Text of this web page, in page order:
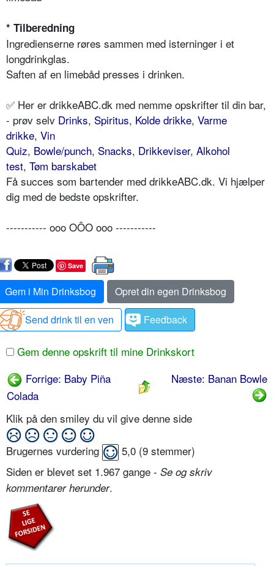
* Tilberedning
Ingredienserne røres sammen med isterninger i et
longdrinkglas.
Saften af en limebåd presses i drinken.
✅ Her er drikkeABC.dk med nemme opskrifter til din bar,
- prøv selv Drinks, Spiritus, Kolde drikke, Varme
drikke, Vin
Quiz, Bowle/punch, Snacks, Drikkeviser, Alkohol
test, Tøm barskabet
Få succes som bartender med drikkeABC.dk. Vi hjælper
dig med de bedste opskrifter.
----------- ooo OÔO ooo -----------
Save
Gem i Min Drinksbog
Opret din egen Drinksbog
Send drink til en ven
Feedback
Gem denne opskrift til mine Drinkskort
Forrige: Baby Piña
Colada
Næste: Banan Bowle
Klik på den smiley du vil give denne side
Brugernes vurdering 5,0 (9 stemmer)
Siden er blevet set 1.967 gange - Se og skriv
kommentarer herunder.